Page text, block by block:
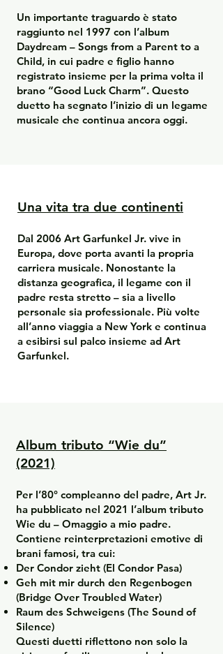
Un importante traguardo è stato
raggiunto nel 1997 con l’album
Daydream – Songs from a Parent to a
Child, in cui padre e figlio hanno
registrato insieme per la prima volta il
brano “Good Luck Charm”. Questo
duetto ha segnato l’inizio di un legame
musicale che continua ancora oggi.
Una vita tra due continenti
Dal 2006 Art Garfunkel Jr. vive in
Europa, dove porta avanti la propria
carriera musicale. Nonostante la
distanza geografica, il legame con il
padre resta stretto – sia a livello
personale sia professionale. Più volte
all’anno viaggia a New York e continua
a esibirsi sul palco insieme ad Art
Garfunkel.
Album tributo “Wie du”
(2021)
Per l’80° compleanno del padre, Art Jr.
ha pubblicato nel 2021 l’album tributo
Wie du – Omaggio a mio padre.
Contiene reinterpretazioni emotive di
brani famosi, tra cui:
Der Condor zieht (El Condor Pasa)
Geh mit mir durch den Regenbogen
(Bridge Over Troubled Water)
Raum des Schweigens (The Sound of
Silence)
Questi duetti riflettono non solo la